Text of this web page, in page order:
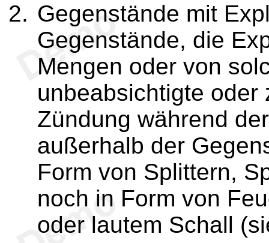
Gegenstände mit
Gegenstände, die
Mengen oder von
unbeabsichtigte oder
Zündung während
außerhalb der
Form von Splittern,
noch in Form von
oder lautem Schall